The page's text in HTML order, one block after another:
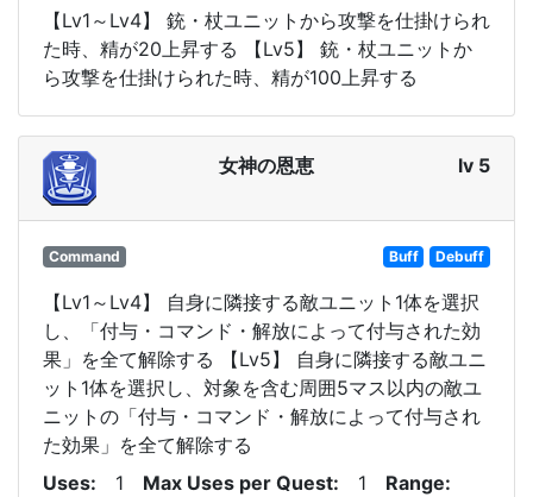
【Lv1～Lv4】 銃・杖ユニットから攻撃を仕掛けられ
た時、精が20上昇する 【Lv5】 銃・杖ユニットか
ら攻撃を仕掛けられた時、精が100上昇する
女神の恩恵 lv 5
Command Buff Debuff
【Lv1～Lv4】 自身に隣接する敵ユニット1体を選択
し、「付与・コマンド・解放によって付与された効
果」を全て解除する 【Lv5】 自身に隣接する敵ユニ
ット1体を選択し、対象を含む周囲5マス以内の敵ユ
ニットの「付与・コマンド・解放によって付与され
た効果」を全て解除する
Uses
1 Max Uses per Quest 1
Range